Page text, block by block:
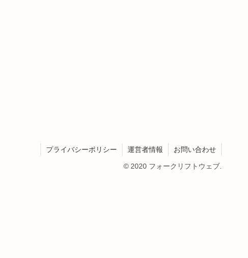
プライバシーポリシー 運営者情報 お問い合わせ
© 2020 フォークリフトウェブ.